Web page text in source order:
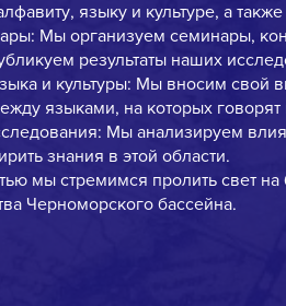
языку и культуре, а
Мы организуем семинары,
результаты наших
и культуры: Мы вносим свой
языками, на которых
Мы анализируем
знания в этой области.
мы стремимся пролить свет
Черноморского бассейна.